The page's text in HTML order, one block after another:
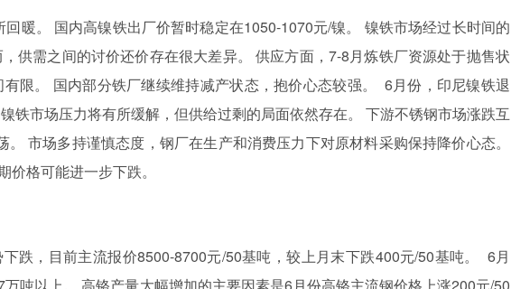
暖。 国内高镍铁出厂价暂时稳定在1050-1070元/镍。 镍铁市场经过长时间的
供需之间的讨价还价存在很大差异。 供应方面，7-8月炼铁厂资源处于抛售状
限。 国内部分铁厂继续维持减产状态，抱价心态较强。 6月份，印尼镍铁退
铁市场压力将有所缓解，但供给过剩的局面依然存在。 下游不锈钢市场涨跌互
市场多持谨慎态度，钢厂在生产和消费压力下对原材料采购保持降价心态。
格可能进一步下跌。
跌，目前主流报价8500-8700元/50基吨，较上月末下跌400元/50基吨。 6月